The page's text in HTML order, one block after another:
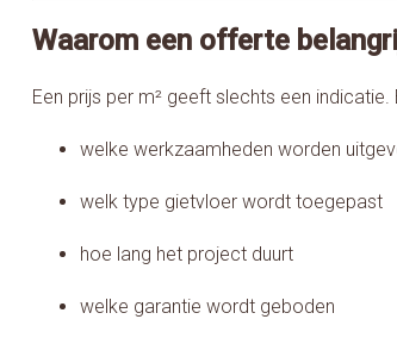
Waarom een offerte
Een prijs per m² geeft slechts een
welke werkzaamheden worden
welk type gietvloer wordt toegepast
hoe lang het project duurt
welke garantie wordt geboden